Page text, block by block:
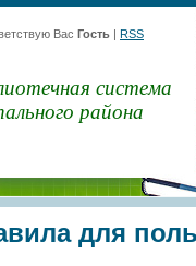
Вас Гость | RSS
система
района
для